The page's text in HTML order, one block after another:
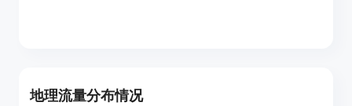
地理流量分布情况